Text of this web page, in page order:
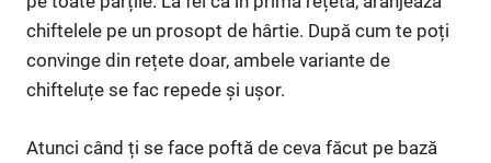
chiftelele pe un prosopt de hârtie. După cum te poți
convinge din rețete doar, ambele variante de
chifteluțe se fac repede și ușor.
Atunci când ți se face poftă de ceva făcut pe bază